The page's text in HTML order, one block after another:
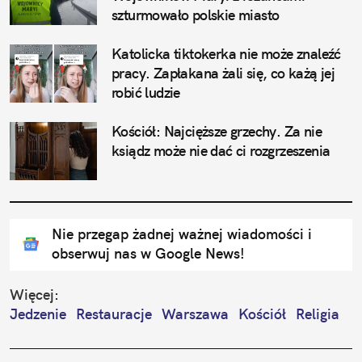
szturmowało polskie miasto
Katolicka tiktokerka nie może znaleźć
pracy. Zapłakana żali się, co każą jej
robić ludzie
Kościół: Najcięższe grzechy. Za nie
ksiądz może nie dać ci rozgrzeszenia
Nie przegap żadnej ważnej wiadomości i
obserwuj nas w Google News!
Więcej:
Jedzenie Restauracje Warszawa Kościół Religia